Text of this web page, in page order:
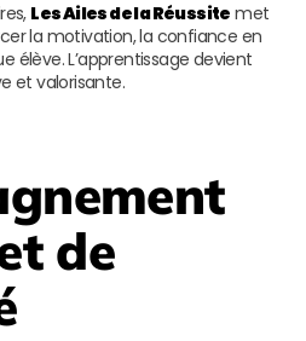
Les Ailes de la Réussite met
la motivation, la confiance en
élève. L’apprentissage devient
et valorisante.
de